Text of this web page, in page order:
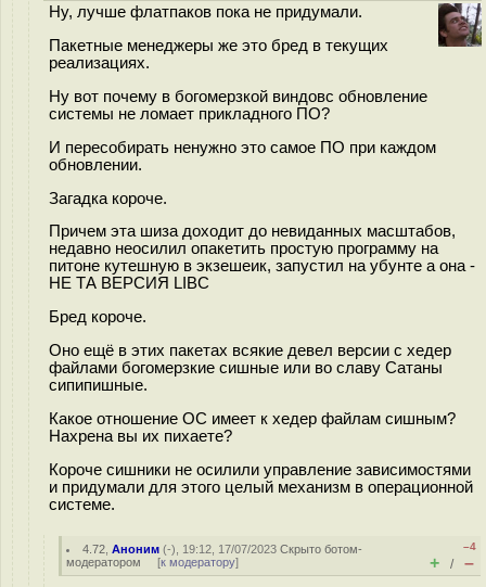
Ну, лучше флатпаков пока не придумали.
Пакетные менеджеры же это бред в текущих
реализациях.
Ну вот почему в богомерзкой виндовс обновление
системы не ломает прикладного ПО?
И пересобирать ненужно это самое ПО при каждом
обновлении.
Загадка короче.
Причем эта шиза доходит до невиданных масштабов,
недавно неосилил опакетить простую программу на
питоне кутешную в экзешеик, запустил на убунте а она -
НЕ ТА ВЕРСИЯ LIBC
Бред короче.
Оно ещё в этих пакетах всякие девел версии с хедер
файлами богомерзкие сишные или во славу Сатаны
сипипишные.
Какое отношение ОС имеет к хедер файлам сишным?
Нахрена вы их пихаете?
Короче сишники не осилили управление зависимостями
и придумали для этого целый механизм в операционной
системе.
4.72 ,Аноним (-), 19:12, 17/07/2023Скрыто ботом-
модератором [к модератору]
–4
+ / –